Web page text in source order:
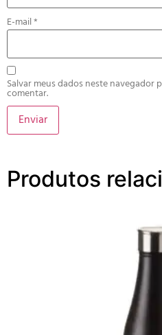
E-mail*
Salvar meus dados neste navegador
comentar.
Produtos